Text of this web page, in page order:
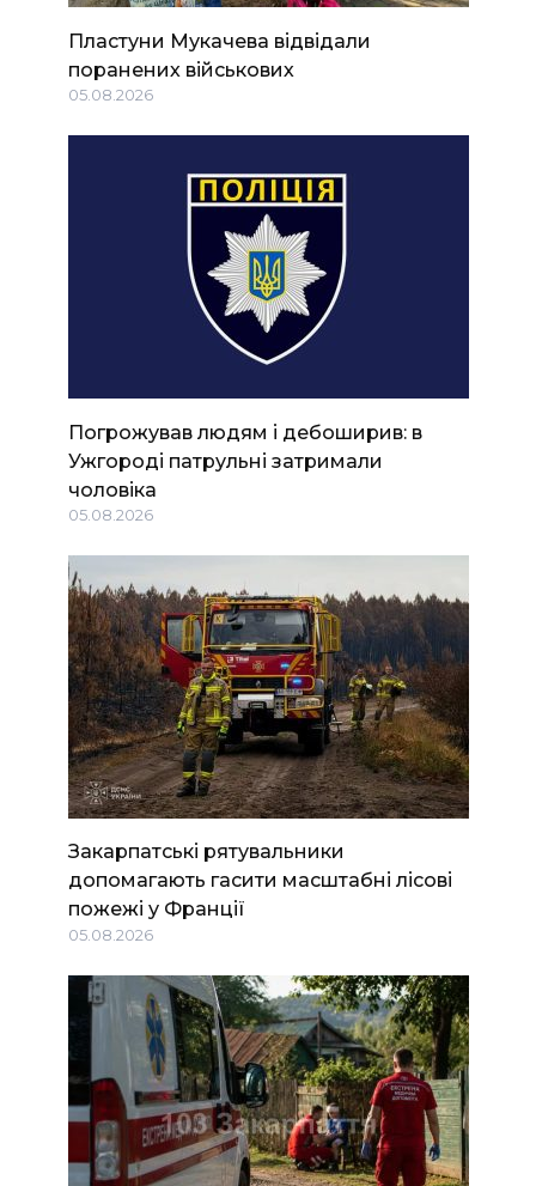
Пластуни Мукачева відвідали
поранених військових
05.08.2026
Погрожував людям і дебоширив: в
Ужгороді патрульні затримали
чоловіка
05.08.2026
Закарпатські рятувальники
допомагають гасити масштабні лісові
пожежі у Франції
05.08.2026